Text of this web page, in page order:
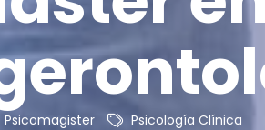
Psicomagister Psicología Clínica